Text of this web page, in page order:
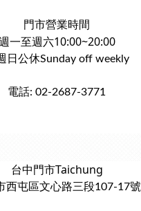
門市營業時間
一至週六10:00~20:00
日公休Sunday off weekly
電話: 02-2687-3771
台中門市Taichung
西屯區文心路三段107-17號